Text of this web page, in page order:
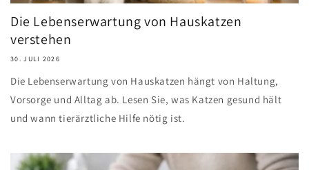
Die Lebenserwartung von Hauskatzen
verstehen
30. JULI 2026
Die Lebenserwartung von Hauskatzen hängt von Haltung,
Vorsorge und Alltag ab. Lesen Sie, was Katzen gesund hält
und wann tierärztliche Hilfe nötig ist.